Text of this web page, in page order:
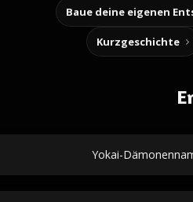
Kurzgeschichte
Yokai-